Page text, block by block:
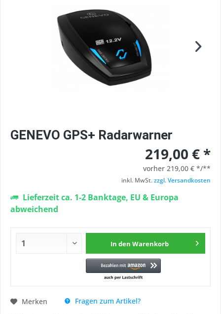
GENEVO GPS+ Radarwarner
219,00 € *
vorher 219,00 € */**
inkl. MwSt.zzgl. Versandkosten
Lieferzeit ca. 1-2 Banktage, EU & Europa
abweichend
In den Warenkorb
Merken
Fragen zum Artikel?